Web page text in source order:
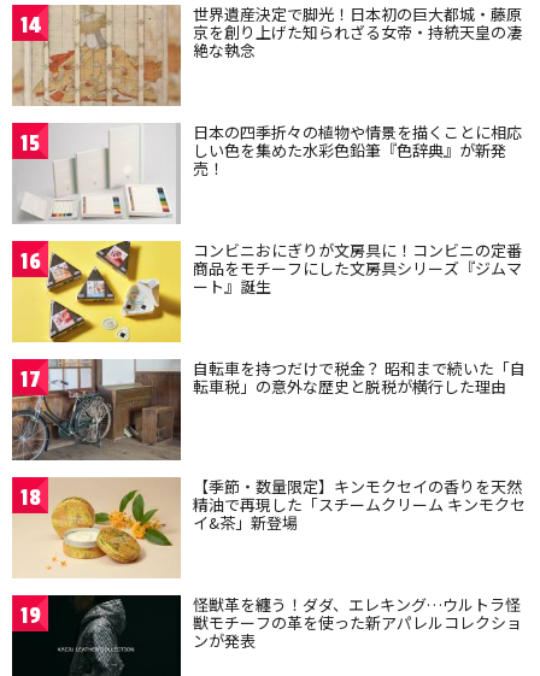
14 世界遺産決定で脚光！日本初の巨大都城・藤原
京を創り上げた知られざる女帝・持統天皇の凄
絶な執念
15 日本の四季折々の植物や情景を描くことに相応
しい色を集めた水彩色鉛筆『色辞典』が新発
売！
16 コンビニおにぎりが文房具に！コンビニの定番
商品をモチーフにした文房具シリーズ『ジムマ
ート』誕生
17 自転車を持つだけで税金？ 昭和まで続いた「自
転車税」の意外な歴史と脱税が横行した理由
18 【季節・数量限定】キンモクセイの香りを天然
精油で再現した「スチームクリーム キンモクセ
イ&茶」新登場
19 怪獣革を纏う！ダダ、エレキング…ウルトラ怪
獣モチーフの革を使った新アパレルコレクショ
ンが発表